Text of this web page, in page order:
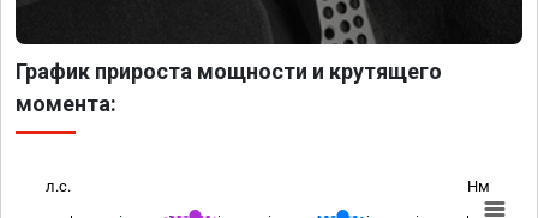
График прироста мощности и крутящего
момента:
л.с. Нм